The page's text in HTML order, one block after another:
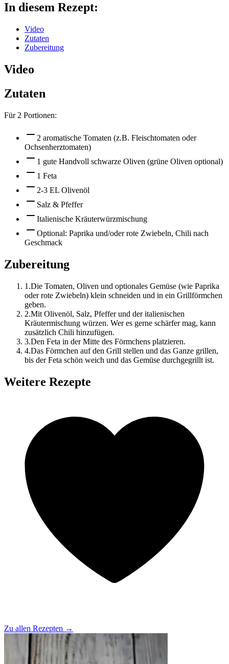
In diesem Rezept:
Video
Zutaten
Zubereitung
Video
Zutaten
Für 2 Portionen:
2 aromatische Tomaten (z.B. Fleischtomaten oder
Ochsenherztomaten)
1 gute Handvoll schwarze Oliven (grüne Oliven optional)
1 Feta
2-3 EL Olivenöl
Salz & Pfeffer
Italienische Kräuterwürzmischung
Optional: Paprika und/oder rote Zwiebeln, Chili nach
Geschmack
Zubereitung
1 .Die Tomaten, Oliven und optionales Gemüse (wie Paprika
oder rote Zwiebeln) klein schneiden und in ein Grillförmchen
geben.
2.Mit Olivenöl, Salz, Pfeffer und der italienischen
Kräutermischung würzen. Wer es gerne schärfer mag, kann
zusätzlich Chili hinzufügen.
3.Den Feta in der Mitte des Förmchens platzieren.
4.Das Förmchen auf den Grill stellen und das Ganze grillen,
bis der Feta schön weich und das Gemüse durchgegrillt ist.
Weitere Rezepte
Zu allen Rezepten →